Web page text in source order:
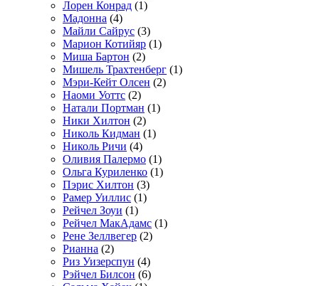
Лорен Конрад (1)
Мадонна (4)
Майли Сайрус (3)
Марион Котийяр (1)
Миша Бартон (2)
Мишель Трахтенберг (1)
Мэри-Кейт Олсен (2)
Наоми Уоттс (2)
Натали Портман (1)
Ники Хилтон (2)
Николь Кидман (1)
Николь Ричи (4)
Оливия Палермо (1)
Ольга Куриленко (1)
Пэрис Хилтон (3)
Рамер Уиллис (1)
Рейчел Зоуи (1)
Рейчел МакАдамс (1)
Рене Зеллвегер (2)
Рианна (2)
Риз Уизерспун (4)
Рэйчел Билсон (6)